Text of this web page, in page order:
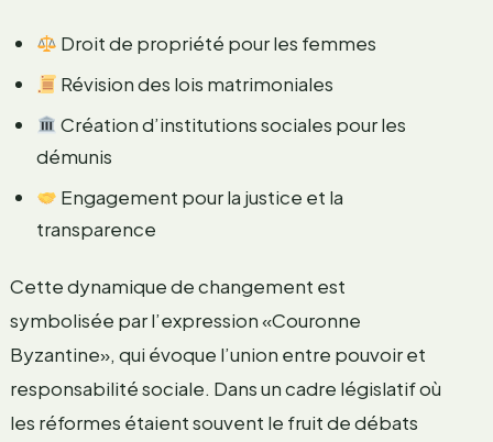
Droit de propriété pour les femmes
Révision des lois matrimoniales
Création d’institutions sociales pour les
démunis
Engagement pour la justice et la
transparence
Cette dynamique de changement est
symbolisée par l’expression «Couronne
Byzantine», qui évoque l’union entre pouvoir et
responsabilité sociale. Dans un cadre législatif où
les réformes étaient souvent le fruit de débats